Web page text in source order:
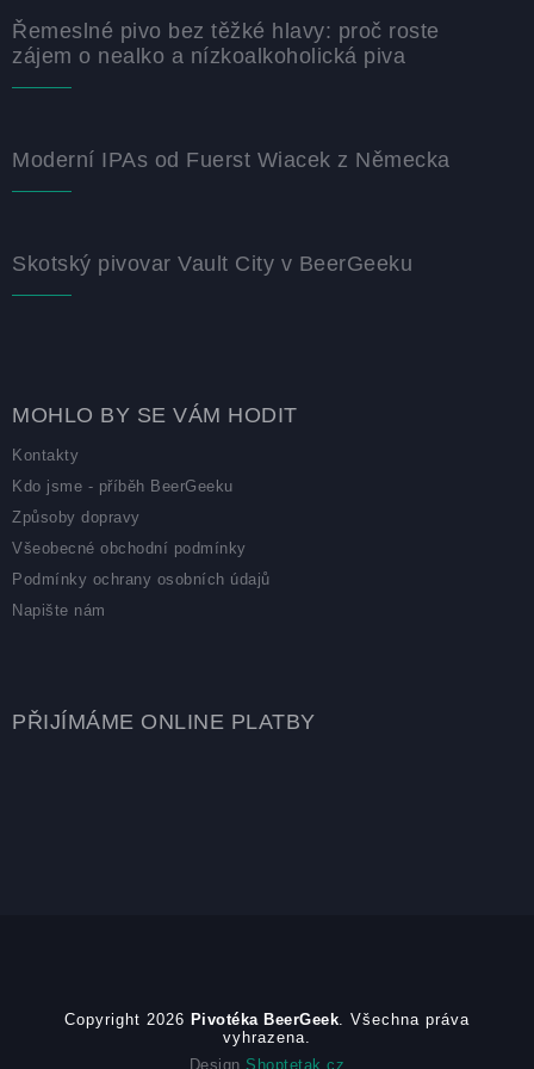
Řemeslné pivo bez těžké hlavy: proč roste
zájem o nealko a nízkoalkoholická piva
Moderní IPAs od Fuerst Wiacek z Německa
Skotský pivovar Vault City v BeerGeeku
MOHLO BY SE VÁM HODIT
Kontakty
Kdo jsme - příběh BeerGeeku
Způsoby dopravy
Všeobecné obchodní podmínky
Podmínky ochrany osobních údajů
Napište nám
PŘIJÍMÁME ONLINE PLATBY
Copyright 2026 Pivotéka BeerGeek. Všechna práva
vyhrazena.
Design Shoptetak.cz